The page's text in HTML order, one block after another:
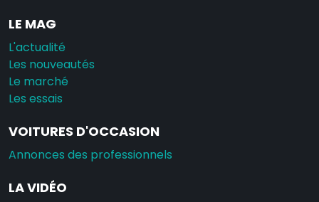
LE MAG
L'actualité
Les nouveautés
Le marché
Les essais
VOITURES D'OCCASION
Annonces des professionnels
LA VIDÉO